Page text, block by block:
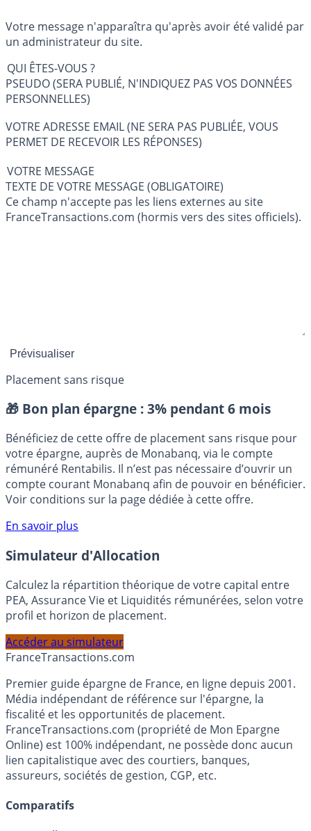
Votre message n'apparaîtra qu'après avoir été validé par
un administrateur du site.
QUI ÊTES-VOUS ?
PSEUDO (SERA PUBLIÉ, N'INDIQUEZ PAS VOS DONNÉES
PERSONNELLES)
VOTRE ADRESSE EMAIL (NE SERA PAS PUBLIÉE, VOUS
PERMET DE RECEVOIR LES RÉPONSES)
VOTRE MESSAGE
TEXTE DE VOTRE MESSAGE (OBLIGATOIRE)
Ce champ n'accepte pas les liens externes au site
FranceTransactions.com (hormis vers des sites officiels).
Placement sans risque
🎁 Bon plan épargne : 3% pendant 6 mois
Bénéficiez de cette offre de placement sans risque pour
votre épargne, auprès de Monabanq, via le compte
rémunéré Rentabilis. Il n’est pas nécessaire d’ouvrir un
compte courant Monabanq afin de pouvoir en bénéficier.
Voir conditions sur la page dédiée à cette offre.
En savoir plus
Simulateur d'Allocation
Calculez la répartition théorique de votre capital entre
PEA, Assurance Vie et Liquidités rémunérées, selon votre
profil et horizon de placement.
Accéder au simulateur
FranceTransactions.com
Premier guide épargne de France, en ligne depuis 2001.
Média indépendant de référence sur l'épargne, la
fiscalité et les opportunités de placement.
FranceTransactions.com (propriété de Mon Epargne
Online) est 100% indépendant, ne possède donc aucun
lien capitalistique avec des courtiers, banques,